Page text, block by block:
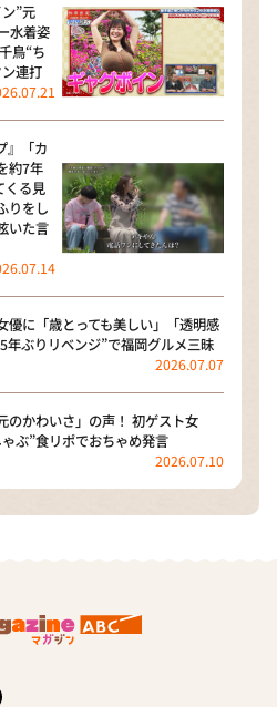
”元
水着姿
鳥“ち
連打
』「カ
約7年
くる見
りをし
いた言
優に「歳とっても美しい」「透明感
年ぶりリベンジ”で福岡グルメ三昧
2026.07.07
のかわいさ」の声！ 初ゲスト女
ぶ”食リポでおちゃめ発言
2026.07.10